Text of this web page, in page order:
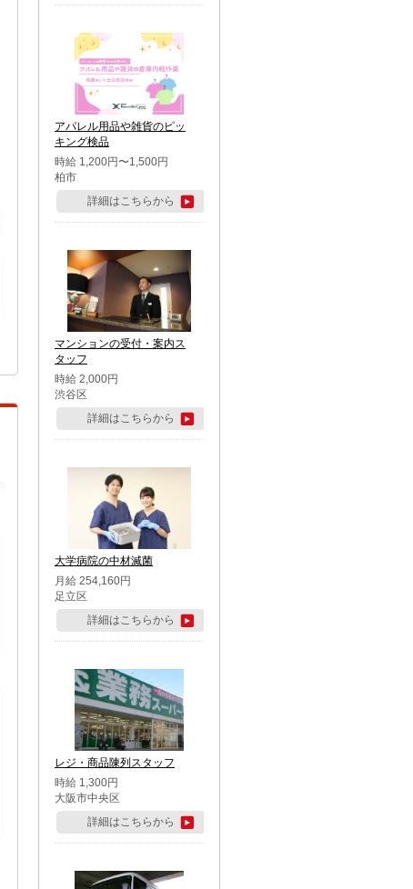
アパレル用品や雑貨のピッ
キング検品
時給 1,200円〜1,500円
柏市
詳細はこちらから
マンションの受付・案内ス
タッフ
時給 2,000円
渋谷区
詳細はこちらから
大学病院の中材滅菌
月給 254,160円
足立区
詳細はこちらから
レジ・商品陳列スタッフ
時給 1,300円
大阪市中央区
詳細はこちらから